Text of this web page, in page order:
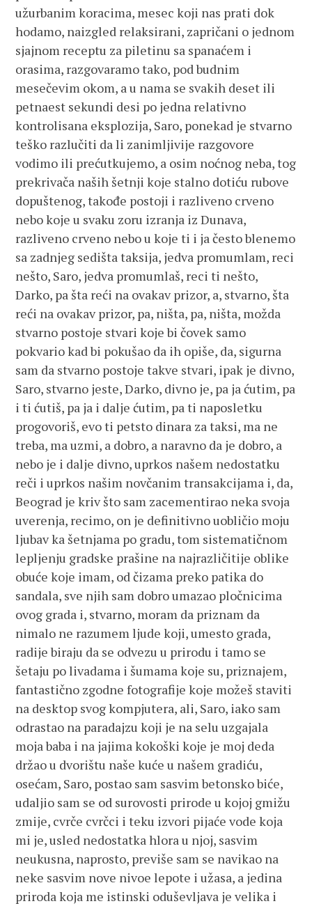
užurbanim koracima, mesec koji nas prati dok
hodamo, naizgled relaksirani, zapričani o jednom
sjajnom receptu za piletinu sa spanaćem i
orasima, razgovaramo tako, pod budnim
mesečevim okom, a u nama se svakih deset ili
petnaest sekundi desi po jedna relativno
kontrolisana eksplozija, Saro, ponekad je stvarno
teško razlučiti da li zanimljivije razgovore
vodimo ili prećutkujemo, a osim noćnog neba, tog
prekrivača naših šetnji koje stalno dotiću rubove
dopuštenog, takođe postoji i razliveno crveno
nebo koje u svaku zoru izranja iz Dunava,
razliveno crveno nebo u koje ti i ja često blenemo
sa zadnjeg sedišta taksija, jedva promumlam, reci
nešto, Saro, jedva promumlaš, reci ti nešto,
Darko, pa šta reći na ovakav prizor, a, stvarno, šta
reći na ovakav prizor, pa, ništa, pa, ništa, možda
stvarno postoje stvari koje bi čovek samo
pokvario kad bi pokušao da ih opiše, da, sigurna
sam da stvarno postoje takve stvari, ipak je divno,
Saro, stvarno jeste, Darko, divno je, pa ja ćutim, pa
i ti ćutiš, pa ja i dalje ćutim, pa ti naposletku
progovoriš, evo ti petsto dinara za taksi, ma ne
treba, ma uzmi, a dobro, a naravno da je dobro, a
nebo je i dalje divno, uprkos našem nedostatku
reči i uprkos našim novčanim transakcijama i, da,
Beograd je kriv što sam zacementirao neka svoja
uverenja, recimo, on je definitivno uobličio moju
ljubav ka šetnjama po gradu, tom sistematičnom
lepljenju gradske prašine na najrazličitije oblike
obuće koje imam, od čizama preko patika do
sandala, sve njih sam dobro umazao pločnicima
ovog grada i, stvarno, moram da priznam da
nimalo ne razumem ljude koji, umesto grada,
radije biraju da se odvezu u prirodu i tamo se
šetaju po livadama i šumama koje su, priznajem,
fantastično zgodne fotografije koje možeš staviti
na desktop svog kompjutera, ali, Saro, iako sam
odrastao na paradajzu koji je na selu uzgajala
moja baba i na jajima kokoški koje je moj deda
držao u dvorištu naše kuće u našem gradiću,
osećam, Saro, postao sam sasvim betonsko biće,
udaljio sam se od surovosti prirode u kojoj gmižu
zmije, cvrče cvrčci i teku izvori pijaće vode koja
mi je, usled nedostatka hlora u njoj, sasvim
neukusna, naprosto, previše sam se navikao na
neke sasvim nove nivoe lepote i užasa, a jedina
priroda koja me istinski oduševljava je velika i